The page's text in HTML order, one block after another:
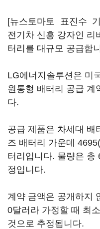
[뉴스토마토 표진수
전기차 신흥 강자인 리
터리를 대규모 공급합
LG에너지솔루션은 미
원통형 배터리 공급 계
다.
공급 제품은 차세대 배
즈 배터리 가운데
터리입니다. 물량은 총
정입니다.
계약 금액은 공개하지
0달러라 가정할 때 최
것으로 추정됩니다.